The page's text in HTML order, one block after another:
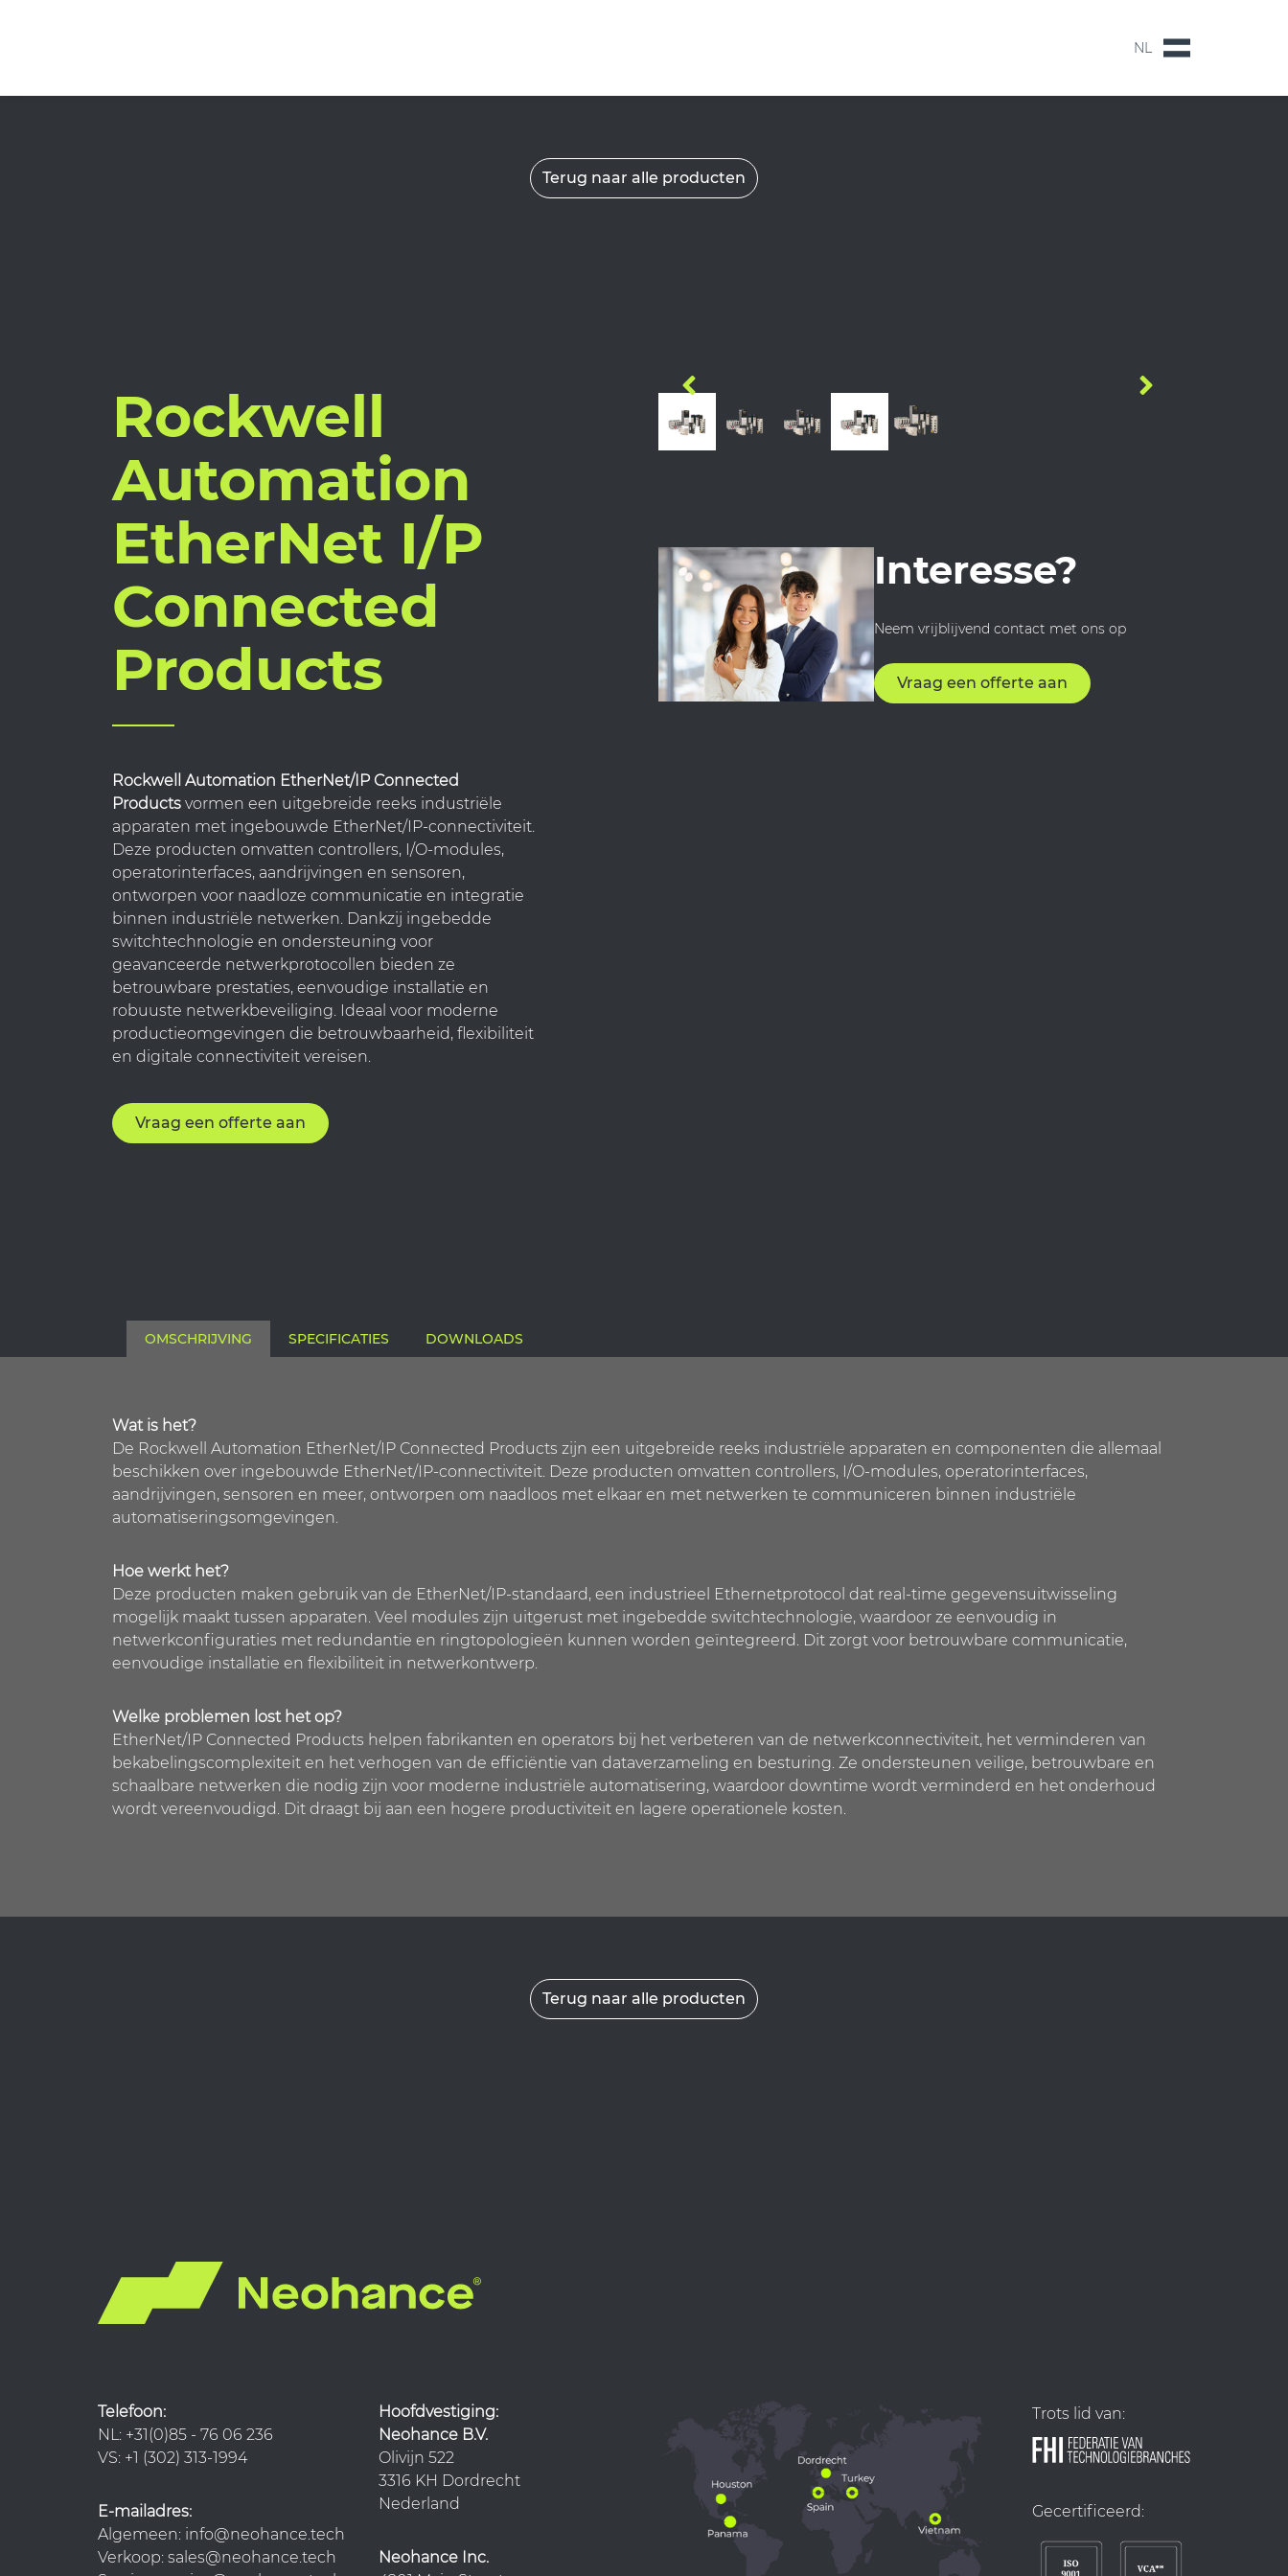
NL
Terug naar alle producten
Interesse?
Neem vrijblijvend contact met ons op
Vraag een offerte aan
Rockwell
Automation
EtherNet I/P
Connected
Products
Rockwell Automation EtherNet/IP Connected
Products vormen een uitgebreide reeks industriële
apparaten met ingebouwde EtherNet/IP-connectiviteit.
Deze producten omvatten controllers, I/O-modules,
operatorinterfaces, aandrijvingen en sensoren,
ontworpen voor naadloze communicatie en integratie
binnen industriële netwerken. Dankzij ingebedde
switchtechnologie en ondersteuning voor
geavanceerde netwerkprotocollen bieden ze
betrouwbare prestaties, eenvoudige installatie en
robuuste netwerkbeveiliging. Ideaal voor moderne
productieomgevingen die betrouwbaarheid, flexibiliteit
en digitale connectiviteit vereisen.
Vraag een offerte aan
OMSCHRIJVING SPECIFICATIES DOWNLOADS
Wat is het?
De Rockwell Automation EtherNet/IP Connected Products zijn een uitgebreide reeks industriële apparaten en componenten die allemaal
beschikken over ingebouwde EtherNet/IP-connectiviteit. Deze producten omvatten controllers, I/O-modules, operatorinterfaces,
aandrijvingen, sensoren en meer, ontworpen om naadloos met elkaar en met netwerken te communiceren binnen industriële
automatiseringsomgevingen.
Hoe werkt het?
Deze producten maken gebruik van de EtherNet/IP-standaard, een industrieel Ethernetprotocol dat real-time gegevensuitwisseling
mogelijk maakt tussen apparaten. Veel modules zijn uitgerust met ingebedde switchtechnologie, waardoor ze eenvoudig in
netwerkconfiguraties met redundantie en ringtopologieën kunnen worden geïntegreerd. Dit zorgt voor betrouwbare communicatie,
eenvoudige installatie en flexibiliteit in netwerkontwerp.
Welke problemen lost het op?
EtherNet/IP Connected Products helpen fabrikanten en operators bij het verbeteren van de netwerkconnectiviteit, het verminderen van
bekabelingscomplexiteit en het verhogen van de efficiëntie van dataverzameling en besturing. Ze ondersteunen veilige, betrouwbare en
schaalbare netwerken die nodig zijn voor moderne industriële automatisering, waardoor downtime wordt verminderd en het onderhoud
wordt vereenvoudigd. Dit draagt bij aan een hogere productiviteit en lagere operationele kosten.
Terug naar alle producten
Telefoon:
NL: +31(0)85 - 76 06 236
VS: +1 (302) 313-1994
E-mailadres:
Algemeen: info@neohance.tech
Verkoop: sales@neohance.tech
Hoofdvestiging:
Neohance B.V.
Olivijn 522
3316 KH Dordrecht
Nederland
Neohance Inc.
Trots lid van:
Gecertificeerd: